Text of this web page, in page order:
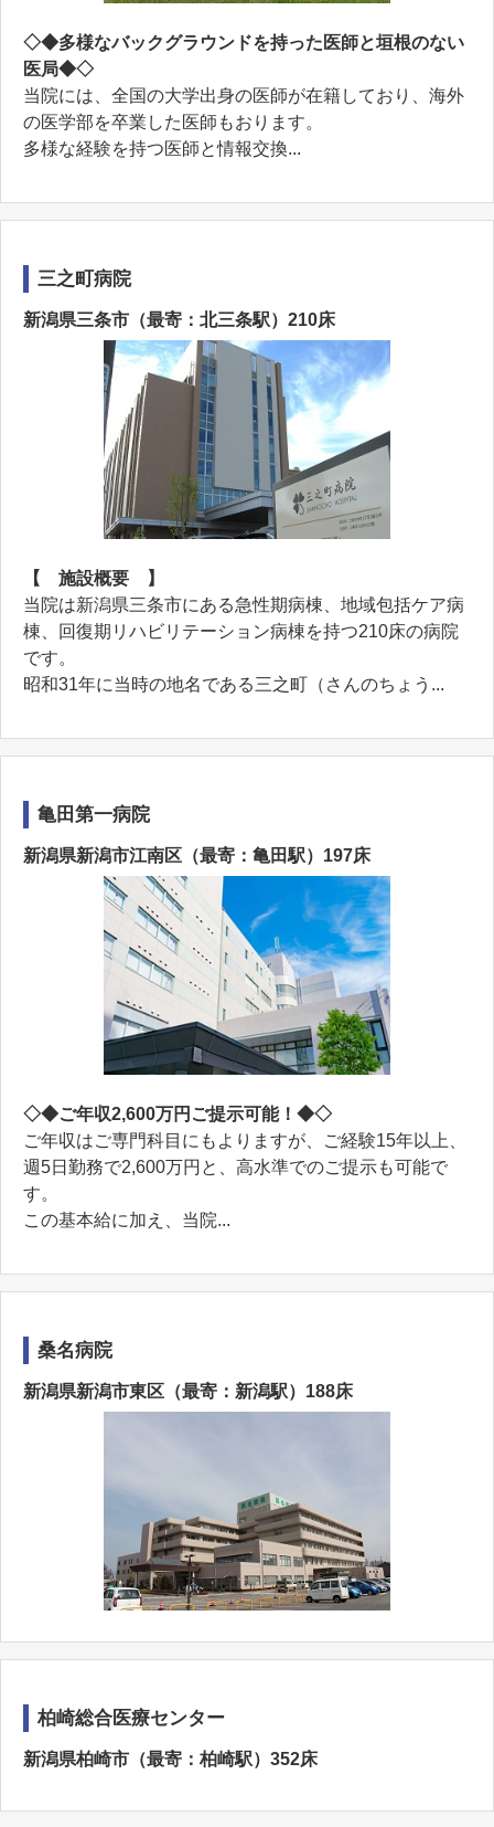
◇◆多様なバックグラウンドを持った医師と垣根のない
医局◆◇
当院には、全国の大学出身の医師が在籍しており、海外
の医学部を卒業した医師もおります。
多様な経験を持つ医師と情報交換...
三之町病院
新潟県三条市（最寄：北三条駅）210床
【 施設概要 】
当院は新潟県三条市にある急性期病棟、地域包括ケア病
棟、回復期リハビリテーション病棟を持つ210床の病院
です。
昭和31年に当時の地名である三之町（さんのちょう...
亀田第一病院
新潟県新潟市江南区（最寄：亀田駅）197床
◇◆ご年収2,600万円ご提示可能！◆◇
ご年収はご専門科目にもよりますが、ご経験15年以上、
週5日勤務で2,600万円と、高水準でのご提示も可能で
す。
この基本給に加え、当院...
桑名病院
新潟県新潟市東区（最寄：新潟駅）188床
柏崎総合医療センター
新潟県柏崎市（最寄：柏崎駅）352床